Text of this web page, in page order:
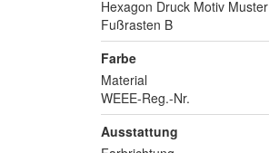
Hexagon Druck Motiv Muster
Fußrasten B
Farbe
Material
WEEE-Reg.-Nr.
Ausstattung